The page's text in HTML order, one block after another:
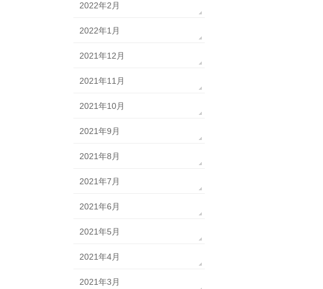
2022年2月
2022年1月
2021年12月
2021年11月
2021年10月
2021年9月
2021年8月
2021年7月
2021年6月
2021年5月
2021年4月
2021年3月